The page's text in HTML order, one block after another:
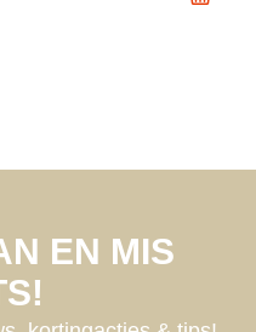
EN MIS